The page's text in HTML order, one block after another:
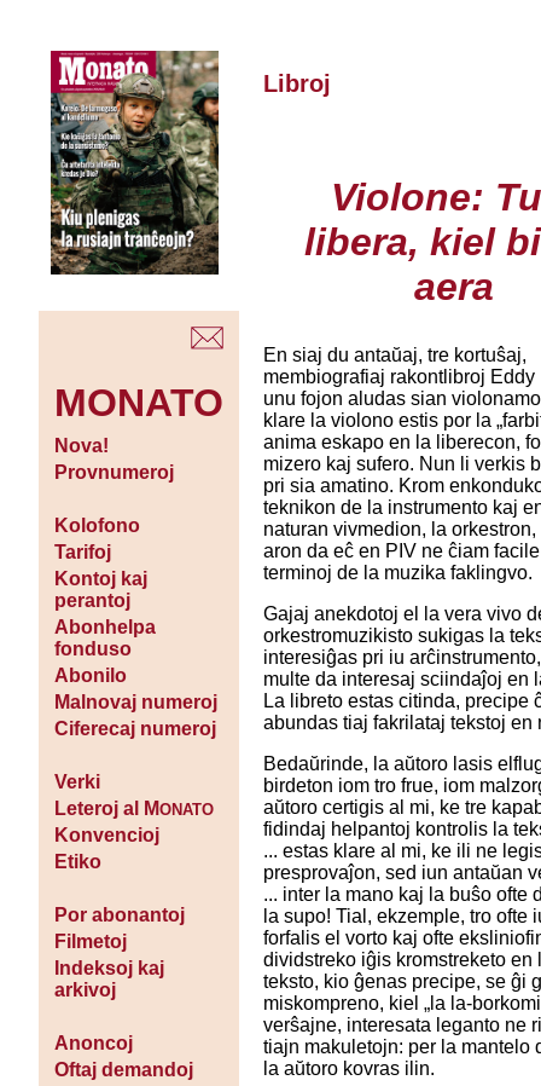
MONATO
Nova!
Provnumeroj
Kolofono
Tarifoj
Kontoj kaj
perantoj
Abonhelpa
fonduso
Abonilo
Malnovaj numeroj
Ciferecaj numeroj
Verki
Leteroj al MONATO
Konvencioj
Etiko
Por abonantoj
Filmetoj
Indeksoj kaj
arkivoj
Anoncoj
Oftaj demandoj
Libroj
Violone:
libera, kiel
aera
En siaj du antaŭaj, tre kortuŝaj,
membiografiaj rakontlibroj
unu fojon aludas sian
klare la violono estis por la
anima eskapo en la liberecon,
mizero kaj sufero. Nun li verkis
pri sia amatino. Krom
teknikon de la instrumento kaj
naturan vivmedion, la
aron da eĉ en PIV ne ĉiam
terminoj de la muzika faklingvo.
Gajaj anekdotoj el la vera vivo
orkestromuzikisto sukigas la
interesiĝas pri iu
multe da interesaj sciindaĵoj en
La libreto estas citinda, precipe
abundas tiaj fakrilataj tekstoj en
Bedaŭrinde, la aŭtoro lasis
birdeton iom tro frue, iom
aŭtoro certigis al mi, ke tre
fidindaj helpantoj kontrolis la
... estas klare al mi, ke ili ne
presprovaĵon, sed iun antaŭan
... inter la mano kaj la buŝo ofte
la supo! Tial, ekzemple, tro ofte
forfalis el vorto kaj ofte
dividstreko iĝis kromstreketo en
teksto, kio ĝenas precipe, se ĝi
miskompreno, kiel „la la-
verŝajne, interesata leganto ne
tiajn makuletojn: per la mantelo
la aŭtoro kovras ilin.